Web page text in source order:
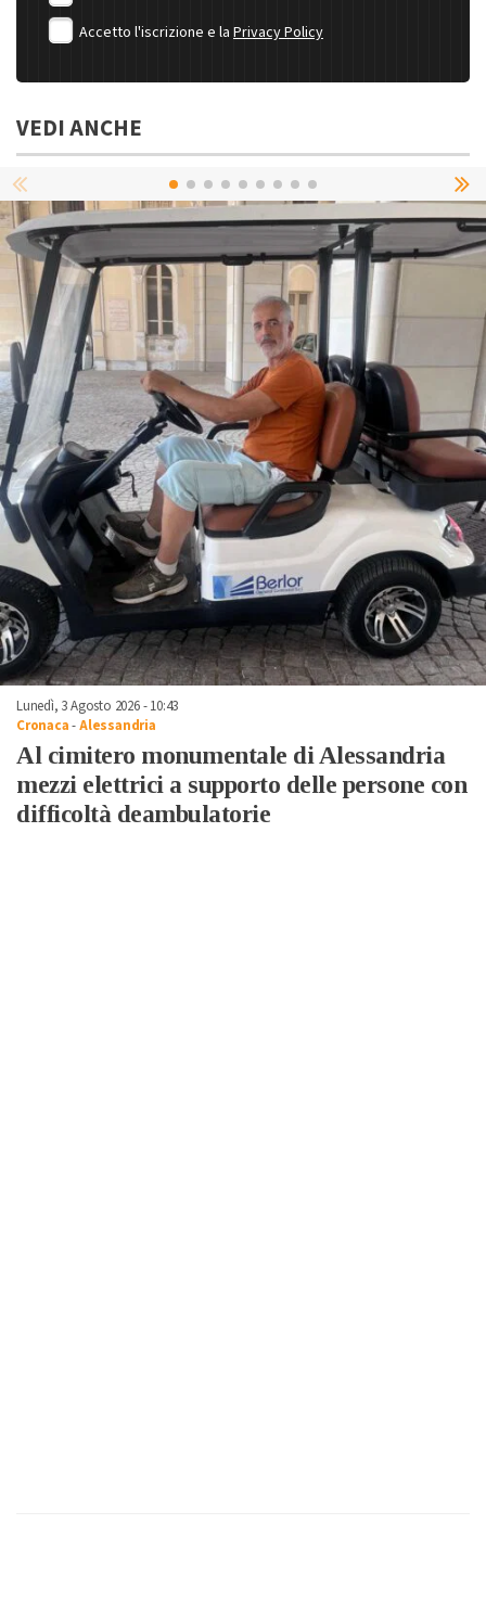
Accetto l'iscrizione e la Privacy Policy
VEDI ANCHE
Lunedì, 3 Agosto 2026 - 10:43
Cronaca-Alessandria
Al cimitero monumentale di Alessandria
mezzi elettrici a supporto delle persone con
difficoltà deambulatorie